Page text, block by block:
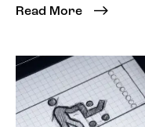
Read More